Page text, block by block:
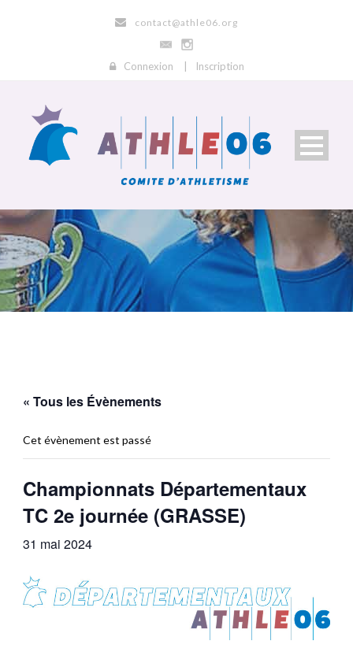
contact@athle06.org
Connexion Inscription
« Tous les Évènements
Cet évènement est passé
Championnats Départementaux
TC 2e journée (GRASSE)
31 mai 2024